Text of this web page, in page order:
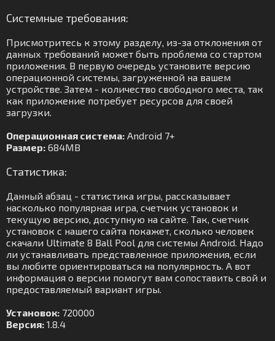
Системные требования:
Присмотритесь к этому разделу, из-за отклонения от
данных требований может быть проблема со стартом
приложения. В первую очередь установите версию
операционной системы, загруженной на вашем
устройстве. Затем - количество свободного места, так
как приложение потребует ресурсов для своей
загрузки.
Операционная система: Android 7+
Размер: 684MB
Статистика:
Данный абзац - статистика игры, рассказывает
насколько популярная игра, счетчик установок и
текущую версию, доступную на сайте. Так, счетчик
установок с нашего сайта покажет, сколько человек
скачали Ultimate 8 Ball Pool для системы Android. Надо
ли устанавливать представленное приложения, если
вы любите ориентироваться на популярность. А вот
информация о версии помогут вам сопоставить свой и
предоставляемый вариант игры.
Установок: 720000
Версия: 1.8.4